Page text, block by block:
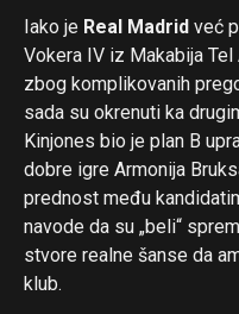
Iako je Real Madrid već
Vokera IV iz Makabija
zbog komplikovanih
sada su okrenuti ka
Kinjones bio je plan B
dobre igre Armonija
prednost među
navode da su „beli“
stvore realne šanse da
klub.